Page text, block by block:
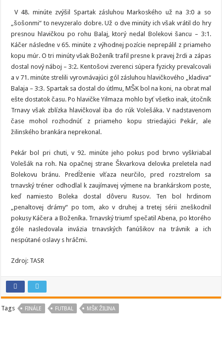
V 48. minúte zvýšil Spartak zásluhou Markoského už na 3:0 a so
„šošonmi“ to nevyzeralo dobre. Už o dve minúty ich však vrátil do hry
presnou hlavičkou po rohu Balaj, ktorý nedal Bolekovi šancu – 3:1.
Káčer následne v 65. minúte z výhodnej pozície neprepálil z priameho
kopu múr. O tri minúty však Boženík trafil presne k pravej žrdi a zápas
dostal nový náboj – 3:2. Kentošovi zverenci súpera fyzicky prevalcovali
a v 71. minúte strelili vyrovnávajúci gól zásluhou hlavičkového „kladiva“
Balaja – 3:3. Spartak sa dostal do útlmu, MŠK bol na koni, na obrat mal
ešte dostatok času. Po hlavičke Yilmaza mohlo byť všetko inak, útočník
Trnavy však zblízka hlavičkoval iba do rúk Volešáka. V nadstavenom
čase mohol rozhodnúť z priameho kopu striedajúci Pekár, ale
žilinského brankára neprekonal.
Pekár bol pri chuti, v 92. minúte jeho pokus pod brvno vyškriabal
Volešák na roh. Na opačnej strane Škvarkova delovka preletela nad
Bolekovu bránu. Predĺženie víťaza neurčilo, pred rozstrelom sa
trnavský tréner odhodlal k zaujímavej výmene na brankárskom poste,
keď namiesto Boleka dostal dôveru Rusov. Ten bol hrdinom
„penaltovej drámy“ po tom, ako v druhej a tretej sérii zneškodnil
pokusy Káčera a Boženíka. Trnavský triumf spečatil Abena, po ktorého
góle nasledovala invázia trnavských fanúšikov na trávnik a ich
nespútané oslavy s hráčmi.
Zdroj: TASR
Tags FINÁLE FUTBAL MŠK ŽILINA